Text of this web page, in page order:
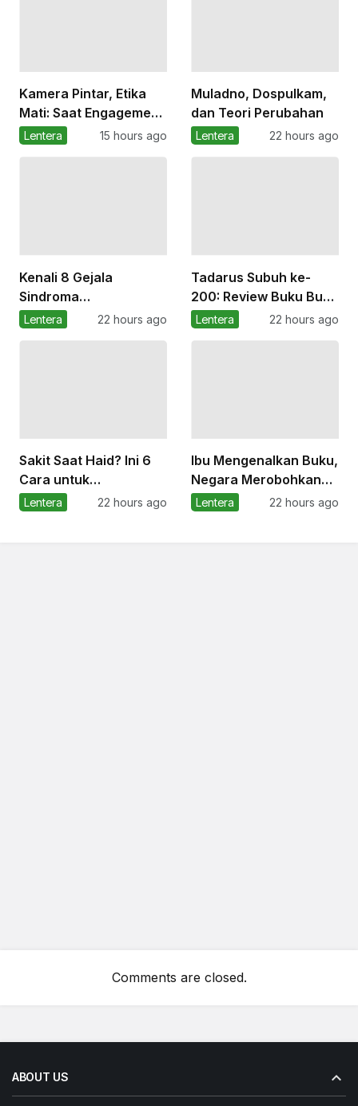
Kamera Pintar, Etika
Mati: Saat Engagement
Merampas Privasi
Lentera 15 hours ago
Muladno, Dospulkam,
dan Teori Perubahan
Lentera 22 hours ago
Kenali 8 Gejala
Sindroma
Pramenstruasi
Lentera 22 hours ago
Tadarus Subuh ke-
200: Review Buku Buat
Apa Menikah?
Lentera 22 hours ago
Sakit Saat Haid? Ini 6
Cara untuk
Meredakannya
Lentera 22 hours ago
Ibu Mengenalkan Buku,
Negara Merobohkan
Perpustakaannya
Lentera 22 hours ago
Comments are closed.
ABOUT US